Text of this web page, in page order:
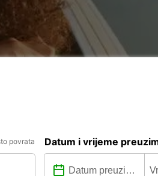
povrata Datum i vrijeme